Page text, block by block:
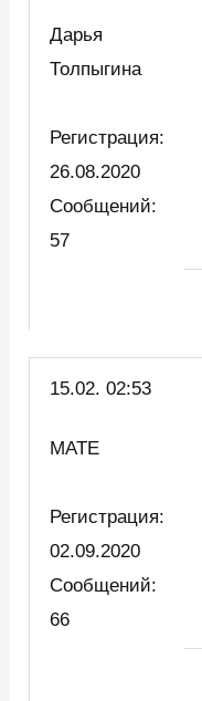
Дарья
Толпыгина
Регистрация:
26.08.2020
Сообщений:
57
15.02. 02:53
MATE
Регистрация:
02.09.2020
Сообщений:
66